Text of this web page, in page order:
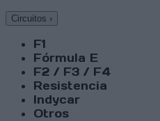
Circuitos ›
F1
Fórmula E
F2 / F3 / F4
Resistencia
Indycar
Otros